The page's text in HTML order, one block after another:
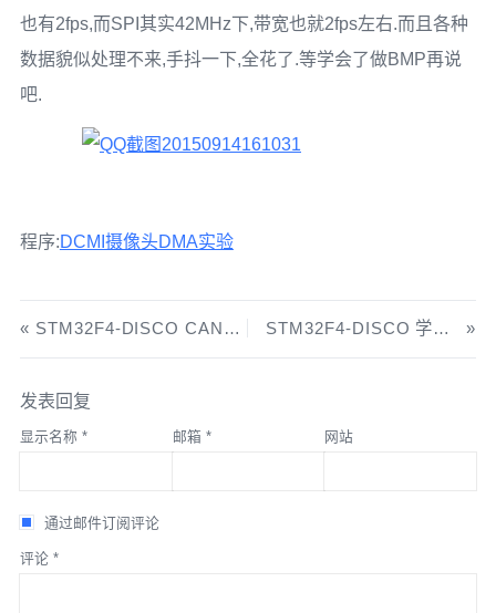
也有2fps,而SPI其实42MHz下,带宽也就2fps左右.而且各种
数据貌似处理不来,手抖一下,全花了.等学会了做BMP再说
吧.
程序:DCMI摄像头DMA实验
STM32F4-DISCO CAN的验证 STM32F4-DISCO 学习之 SDIO
发表回复
显示名称 * 邮箱 * 网站
通过邮件订阅评论
评论 *